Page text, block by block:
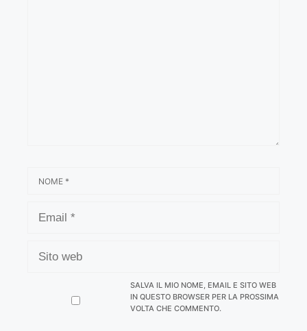
WEB
SALVA IL MIO NOME, EMAIL E SITO WEB
IN QUESTO BROWSER PER LA PROSSIMA
VOLTA CHE COMMENTO.